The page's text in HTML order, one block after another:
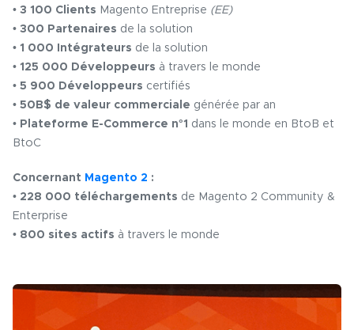
• 3 100 Clients Magento Entreprise (EE)
• 300 Partenaires de la solution
• 1 000 Intégrateurs de la solution
• 125 000 Développeurs à travers le monde
• 5 900 Développeurs certifiés
• 50B$ de valeur commerciale générée par an
• Plateforme E-Commerce n°1 dans le monde en BtoB et
BtoC
Concernant Magento 2 :
• 228 000 téléchargements de Magento 2 Community &
Enterprise
• 800 sites actifs à travers le monde